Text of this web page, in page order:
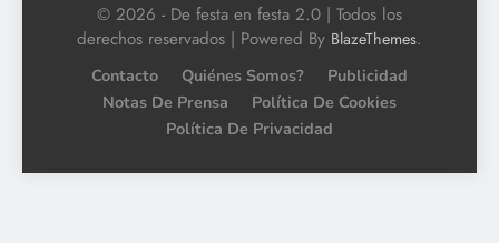
© 2026 - De festa en festa 2.0 | Todos los
derechos reservados | Powered By BlazeThemes.
Contacto Quiénes Somos?
Publicidad
Notas De Prensa
Política De Cookies
Política De Privacidad